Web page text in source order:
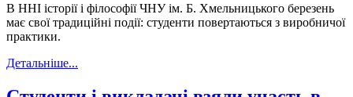
В ННІ історії і філософії ЧНУ ім. Б. Хмельницького березень
має свої традиційні події: студенти повертаються з виробничої
практики.
Детальніше...